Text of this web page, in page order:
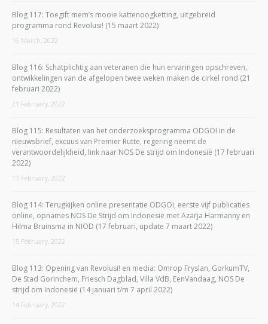
Blog 117: Toegift mem’s mooie kattenoogketting, uitgebreid
programma rond Revolusi! (15 maart 2022)
16 March, 2022
Blog 116: Schatplichtig aan veteranen die hun ervaringen opschreven,
ontwikkelingen van de afgelopen twee weken maken de cirkel rond (21
februari 2022)
21 February, 2022
Blog 115: Resultaten van het onderzoeksprogramma ODGOI in de
nieuwsbrief, excuus van Premier Rutte, regering neemt de
verantwoordelijkheid, link naar NOS De strijd om Indonesië (17 februari
2022)
17 February, 2022
Blog 114: Terugkijken online presentatie ODGOI, eerste vijf publicaties
online, opnames NOS De Strijd om Indonesië met Azarja Harmanny en
Hilma Bruinsma in NIOD (17 februari, update 7 maart 2022)
15 February, 2022
Blog 113: Opening van Revolusi! en media: Omrop Fryslan, GorkumTV,
De Stad Gorinchem, Friesch Dagblad, Villa VdB, EenVandaag, NOS De
strijd om Indonesië (14 januari t/m 7 april 2022)
14 February, 2022